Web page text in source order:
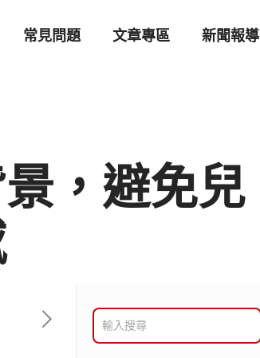
常見問題 文章專區 新聞報導
，避免兒